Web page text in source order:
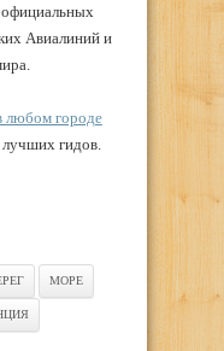
официальных
Авиалиний и
любом городе
гидов.
МОРЕ